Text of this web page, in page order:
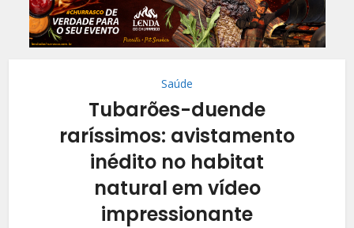
Saúde
Tubarões-duende
raríssimos: avistamento
inédito no habitat
natural em vídeo
impressionante